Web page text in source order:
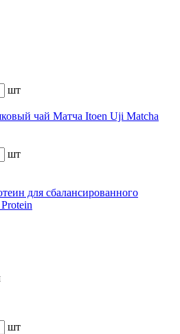
шт
чай Матча Itoen Uji Matcha
шт
для сбалансированного
шт